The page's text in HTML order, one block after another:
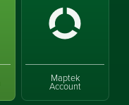
Maptek
Account